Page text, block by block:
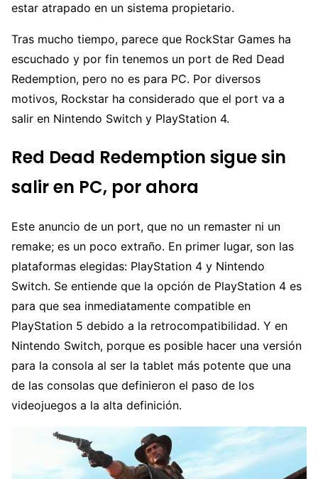
estar atrapado en un sistema propietario.
Tras mucho tiempo, parece que RockStar Games ha
escuchado y por fin tenemos un port de Red Dead
Redemption, pero no es para PC. Por diversos
motivos, Rockstar ha considerado que el port va a
salir en Nintendo Switch y PlayStation 4.
Red Dead Redemption sigue sin
salir en PC, por ahora
Este anuncio de un port, que no un remaster ni un
remake; es un poco extraño. En primer lugar, son las
plataformas elegidas: PlayStation 4 y Nintendo
Switch. Se entiende que la opción de PlayStation 4 es
para que sea inmediatamente compatible en
PlayStation 5 debido a la retrocompatibilidad. Y en
Nintendo Switch, porque es posible hacer una versión
para la consola al ser la tablet más potente que una
de las consolas que definieron el paso de los
videojuegos a la alta definición.